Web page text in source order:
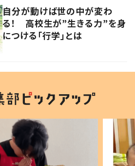
自分が動けば世の中が変わ
る！ 高校生が”生きる力”を身
につける「行学」とは